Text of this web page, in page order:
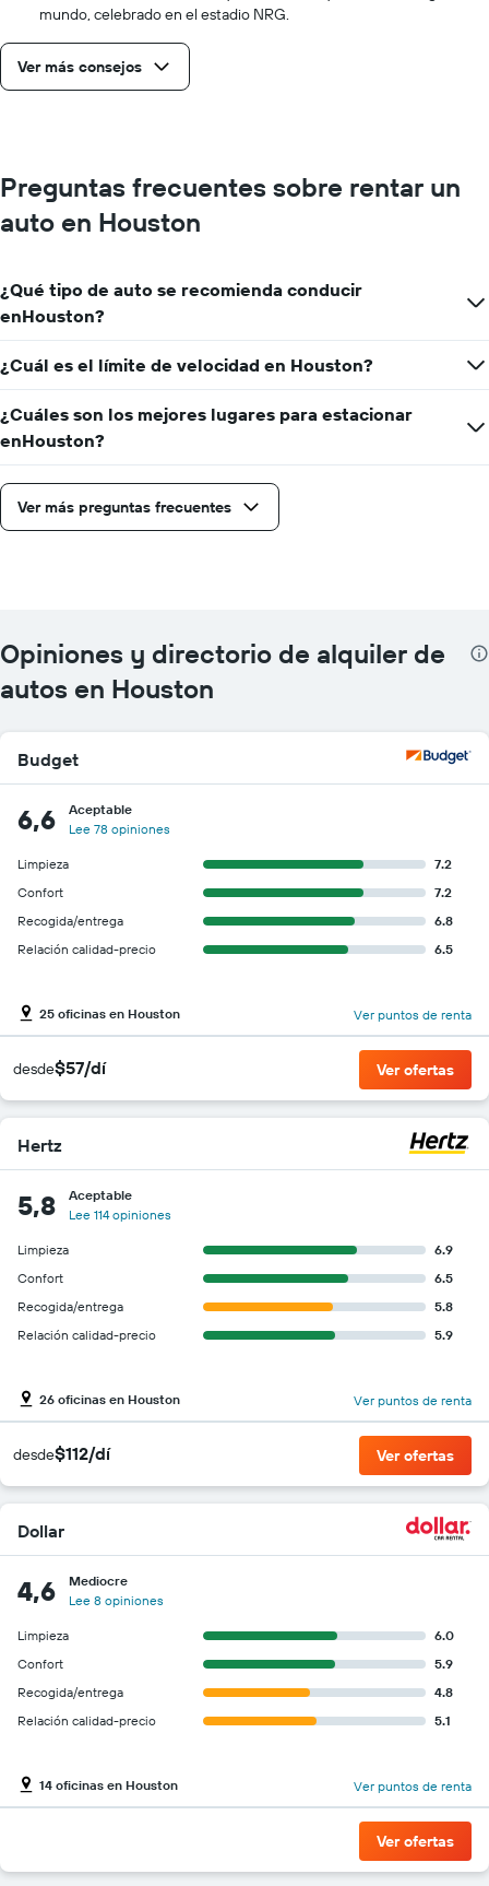
mundo, celebrado en el estadio NRG.
Ver más consejos
Preguntas frecuentes sobre rentar un
auto en Houston
¿Qué tipo de auto se recomienda conducir
enHouston?
¿Cuál es el límite de velocidad en Houston?
¿Cuáles son los mejores lugares para estacionar
enHouston?
Ver más preguntas frecuentes
Opiniones y directorio de alquiler de
autos en Houston
Budget
6,6
Aceptable
Lee 78 opiniones
Limpieza
7.2
Confort
7.2
Recogida/entrega
6.8
Relación calidad-precio
6.5
25 oficinas en Houston Ver puntos de renta
desde$57/dí Ver ofertas
Hertz
5,8
Aceptable
Lee 114 opiniones
Limpieza
6.9
Confort
6.5
Recogida/entrega
5.8
Relación calidad-precio
5.9
26 oficinas en Houston Ver puntos de renta
desde$112/dí Ver ofertas
Dollar
4,6
Mediocre
Lee 8 opiniones
Limpieza
6.0
Confort
5.9
Recogida/entrega
4.8
Relación calidad-precio
5.1
14 oficinas en Houston Ver puntos de renta
Ver ofertas